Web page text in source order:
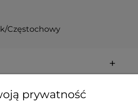
Częstochowy
prywatność